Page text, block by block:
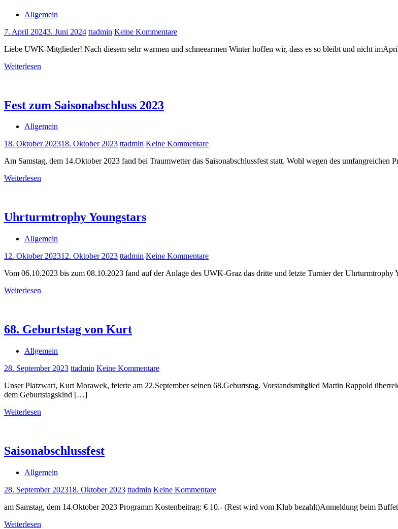
Allgemein
7. April 20243. Juni 2024 ttadmin Keine Kommentare
Liebe UWK-Mitglieder! Nach diesem sehr warmen und schneearmen Winter hoffen wir, dass es so bleibt und nicht
Weiterlesen
Fest zum Saisonabschluss 2023
Allgemein
18. Oktober 202318. Oktober 2023 ttadmin Keine Kommentare
Am Samstag, dem 14.Oktober 2023 fand bei Traumwetter das Saisonabschlussfest statt. Wohl wegen des
Weiterlesen
Uhrturmtrophy Youngstars
Allgemein
12. Oktober 202312. Oktober 2023 ttadmin Keine Kommentare
Vom 06.10.2023 bis zum 08.10.2023 fand auf der Anlage des UWK-Graz das dritte und letzte Turnier der
Weiterlesen
68. Geburtstag von Kurt
Allgemein
28. September 2023 ttadmin Keine Kommentare
Unser Platzwart, Kurt Morawek, feierte am 22.September seinen 68.Geburtstag. Vorstandsmitglied Martin Rappold
dem Geburtstagskind […]
Weiterlesen
Saisonabschlussfest
Allgemein
28. September 202318. Oktober 2023 ttadmin Keine Kommentare
am Samstag, dem 14.Oktober 2023 Programm Kostenbeitrag: € 10.- (Rest wird vom Klub bezahlt)Anmeldung beim
Weiterlesen